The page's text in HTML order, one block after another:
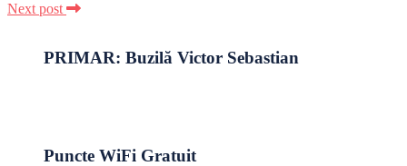
Next post
PRIMAR: Buzilă Victor Sebastian
Puncte WiFi Gratuit